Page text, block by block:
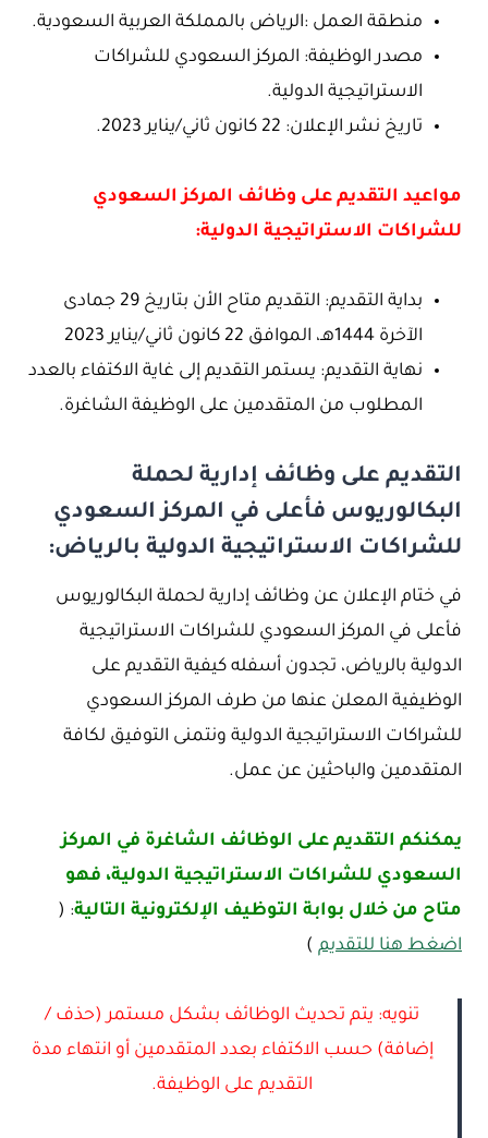
منطقة العمل :الرياض بالمملكة العربية السعودية.
مصدر الوظيفة: المركز السعودي للشراكات
الاستراتيجية الدولية.
تاريخ نشر الإعلان: 22 كانون ثاني/يناير 2023.
مواعيد التقديم على وظائف المركز السعودي
للشراكات الاستراتيجية الدولية:
بداية التقديم: التقديم متاح الأن بتاريخ 29 جمادى
الآخرة 1444هـ، الموافق 22 كانون ثاني/يناير 2023
نهاية التقديم: يستمر التقديم إلى غاية الاكتفاء بالعدد
المطلوب من المتقدمين على الوظيفة الشاغرة.
التقديم على وظائف إدارية لحملة
البكالوريوس فأعلى في المركز السعودي
للشراكات الاستراتيجية الدولية بالرياض:
في ختام الإعلان عن وظائف إدارية لحملة البكالوريوس
فأعلى في المركز السعودي للشراكات الاستراتيجية
الدولية بالرياض، تجدون أسفله كيفية التقديم على
الوظيفية المعلن عنها من طرف المركز السعودي
للشراكات الاستراتيجية الدولية ونتمنى التوفيق لكافة
المتقدمين والباحثين عن عمل.
يمكنكم التقديم على الوظائف الشاغرة في المركز
السعودي للشراكات الاستراتيجية الدولية، فهو
متاح من خلال بوابة التوظيف الإلكترونية التالية: (
اضغط هنا للتقديم )
تنويه: يتم تحديث الوظائف بشكل مستمر (حذف /
إضافة) حسب الاكتفاء بعدد المتقدمين أو انتهاء مدة
التقديم على الوظيفة.